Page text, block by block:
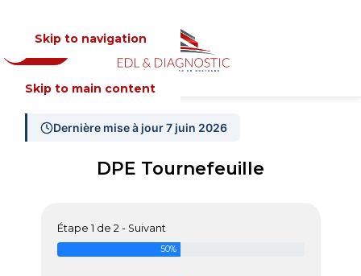
Skip to navigation
Skip to main content
MENU
Dernière mise à jour 7 juin 2026
DPE Tournefeuille
Étape 1 de 2 - Suivant
50%